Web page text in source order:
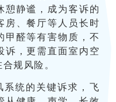
憩静谧，成为客诉的
房、餐厅等人员长时
甲醛等有害物质，不
诉，更需直面室内空
规风险。
系统的关键诉求，飞